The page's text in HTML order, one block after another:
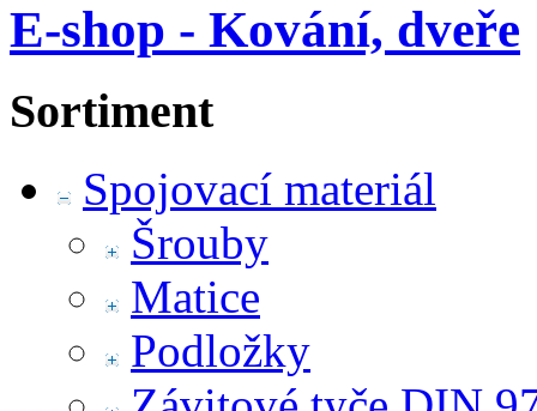
E-shop - Kování, dveře
Sortiment
Spojovací materiál
Šrouby
Matice
Podložky